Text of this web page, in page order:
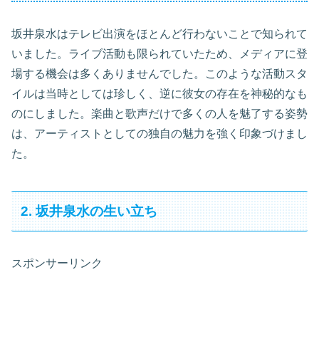
坂井泉水はテレビ出演をほとんど行わないことで知られて
いました。ライブ活動も限られていたため、メディアに登
場する機会は多くありませんでした。このような活動スタ
イルは当時としては珍しく、逆に彼女の存在を神秘的なも
のにしました。楽曲と歌声だけで多くの人を魅了する姿勢
は、アーティストとしての独自の魅力を強く印象づけまし
た。
2. 坂井泉水の生い立ち
スポンサーリンク